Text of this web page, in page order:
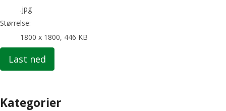
.jpg
Størrelse:
1800 x 1800, 446 KB
Last ned
Kategorier